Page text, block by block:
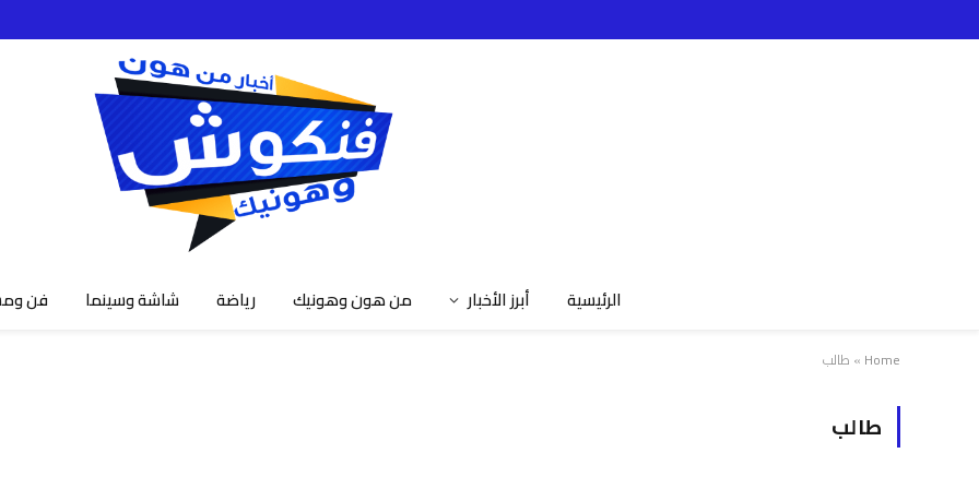
الرئيسية أبرز الأخبار من هون وهونيك رياضة شاشة وسينما فن
Home
» طالب
طالب